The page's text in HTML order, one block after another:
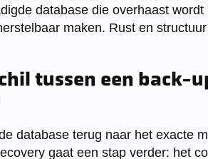
database die overhaast
maken. Rust en
tussen een
database terug naar het exacte
gaat een stap verder: het